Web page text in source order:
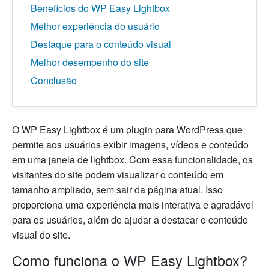
Benefícios do WP Easy Lightbox
Melhor experiência do usuário
Destaque para o conteúdo visual
Melhor desempenho do site
Conclusão
O WP Easy Lightbox é um plugin para WordPress que
permite aos usuários exibir imagens, vídeos e conteúdo
em uma janela de lightbox. Com essa funcionalidade, os
visitantes do site podem visualizar o conteúdo em
tamanho ampliado, sem sair da página atual. Isso
proporciona uma experiência mais interativa e agradável
para os usuários, além de ajudar a destacar o conteúdo
visual do site.
Como funciona o WP Easy Lightbox?